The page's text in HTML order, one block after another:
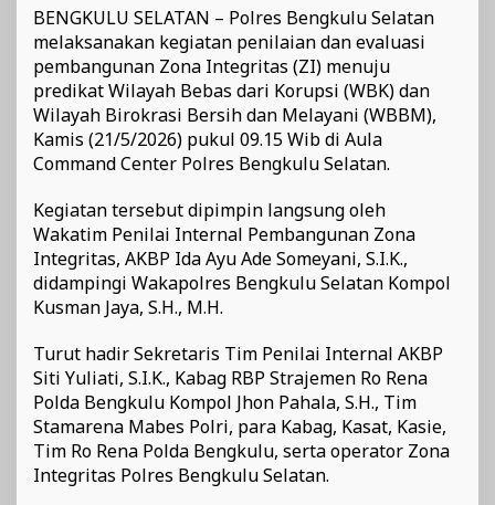
BENGKULU SELATAN – Polres Bengkulu Selatan
melaksanakan kegiatan penilaian dan evaluasi
pembangunan Zona Integritas (ZI) menuju
predikat Wilayah Bebas dari Korupsi (WBK) dan
Wilayah Birokrasi Bersih dan Melayani (WBBM),
Kamis (21/5/2026) pukul 09.15 Wib di Aula
Command Center Polres Bengkulu Selatan.
Kegiatan tersebut dipimpin langsung oleh
Wakatim Penilai Internal Pembangunan Zona
Integritas, AKBP Ida Ayu Ade Someyani, S.I.K.,
didampingi Wakapolres Bengkulu Selatan Kompol
Kusman Jaya, S.H., M.H.
Turut hadir Sekretaris Tim Penilai Internal AKBP
Siti Yuliati, S.I.K., Kabag RBP Strajemen Ro Rena
Polda Bengkulu Kompol Jhon Pahala, S.H., Tim
Stamarena Mabes Polri, para Kabag, Kasat, Kasie,
Tim Ro Rena Polda Bengkulu, serta operator Zona
Integritas Polres Bengkulu Selatan.